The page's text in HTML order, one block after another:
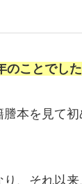
ことでした
本を見て
、それ以